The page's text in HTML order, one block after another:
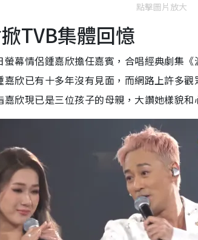
點擊圖片放大
TVB集體回憶
幕情侶鍾嘉欣擔任嘉賓，合唱經典劇集
嘉欣已有十多年沒有見面，而網路上許多
欣現已是三位孩子的母親，大讚她樣貌和